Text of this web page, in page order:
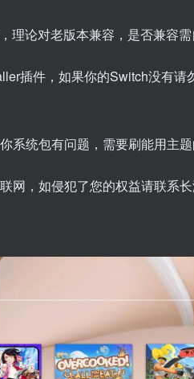
理论对老版本兼容，是否兼容需
插件，如果你的Switch没有
系统包有问题，需要刷能用主
网，如侵犯了您的权益请联系长
QQ